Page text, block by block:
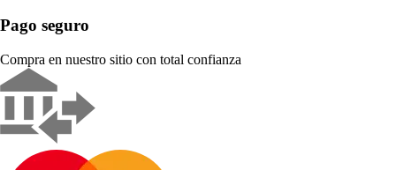
Pago seguro
Compra en nuestro sitio con total confianza